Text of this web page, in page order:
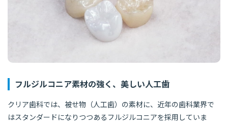
フルジルコニア素材の強く、美しい人工歯
クリア歯科では、被せ物（人工歯）の素材に、近年の歯科業界で
はスタンダードになりつつあるフルジルコニアを採用していま